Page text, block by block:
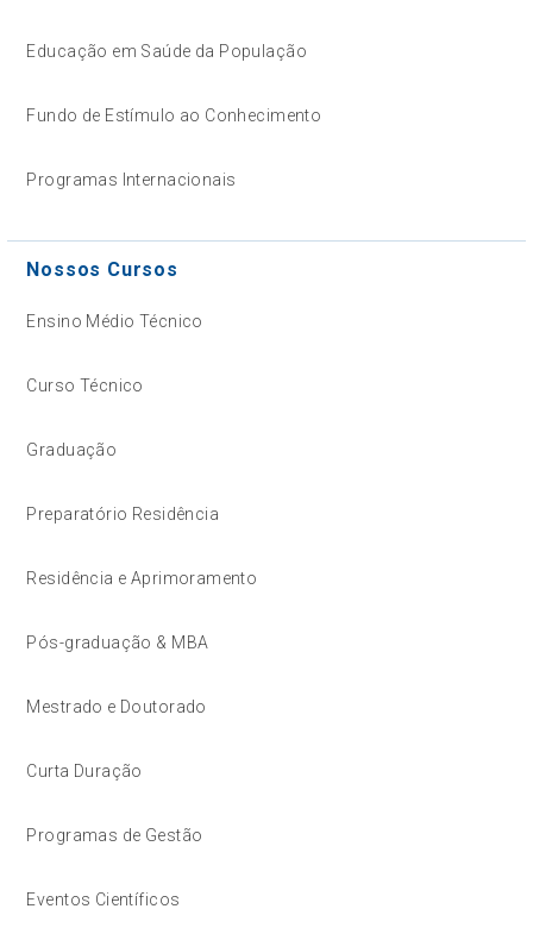
Educação em Saúde da População
Fundo de Estímulo ao Conhecimento
Programas Internacionais
Nossos Cursos
Ensino Médio Técnico
Curso Técnico
Graduação
Preparatório Residência
Residência e Aprimoramento
Pós-graduação & MBA
Mestrado e Doutorado
Curta Duração
Programas de Gestão
Eventos Científicos